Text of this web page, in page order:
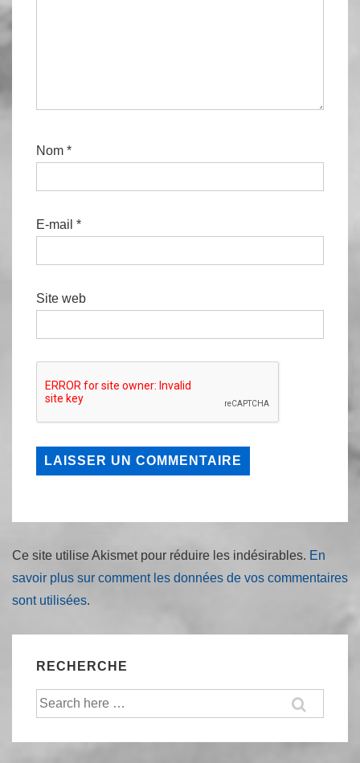
Nom *
E-mail *
Site web
Ce site utilise Akismet pour réduire les indésirables. En
savoir plus sur comment les données de vos commentaires
sont utilisées.
RECHERCHE
Recherche